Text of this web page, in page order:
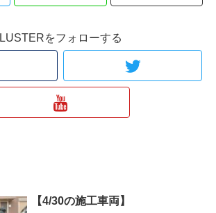
LUSTERをフォローする
【4/30の施工車両】